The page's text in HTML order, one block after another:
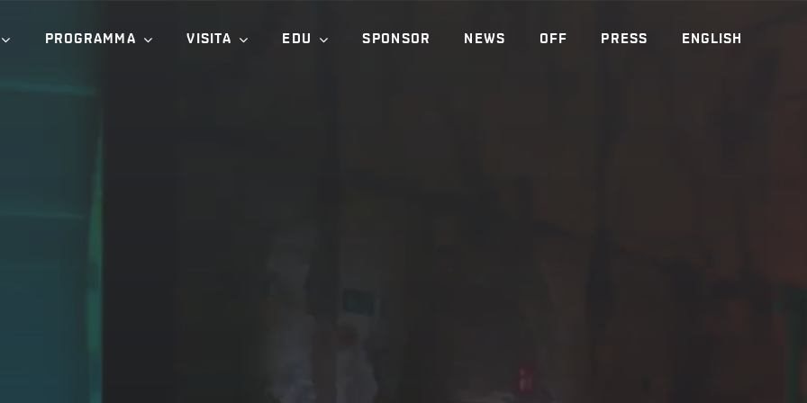
PROGRAMMA VISITA EDU SPONSOR NEWS OFF PRESS ENGLISH